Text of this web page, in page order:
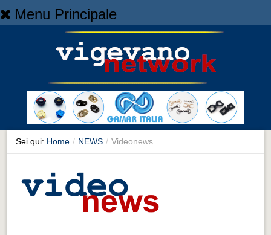
Menu Principale
NEWS
Cronaca
Cronaca
Artes et Artificia
Sei qui: Home / NEWS / Videonews